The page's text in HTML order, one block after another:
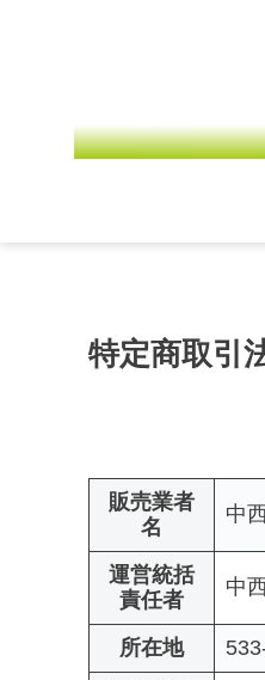
特定商取引
販売業者
名
中
運営統括
責任者
中
所在地